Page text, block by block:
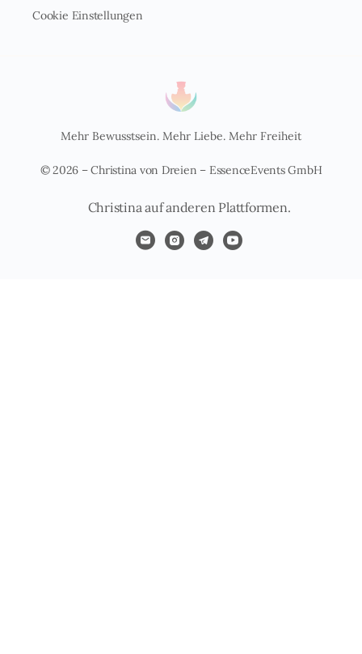
Cookie Einstellungen
Mehr Bewusstsein. Mehr Liebe. Mehr Freiheit
© 2026 – Christina von Dreien – EssenceEvents GmbH
Christina auf anderen Plattformen.